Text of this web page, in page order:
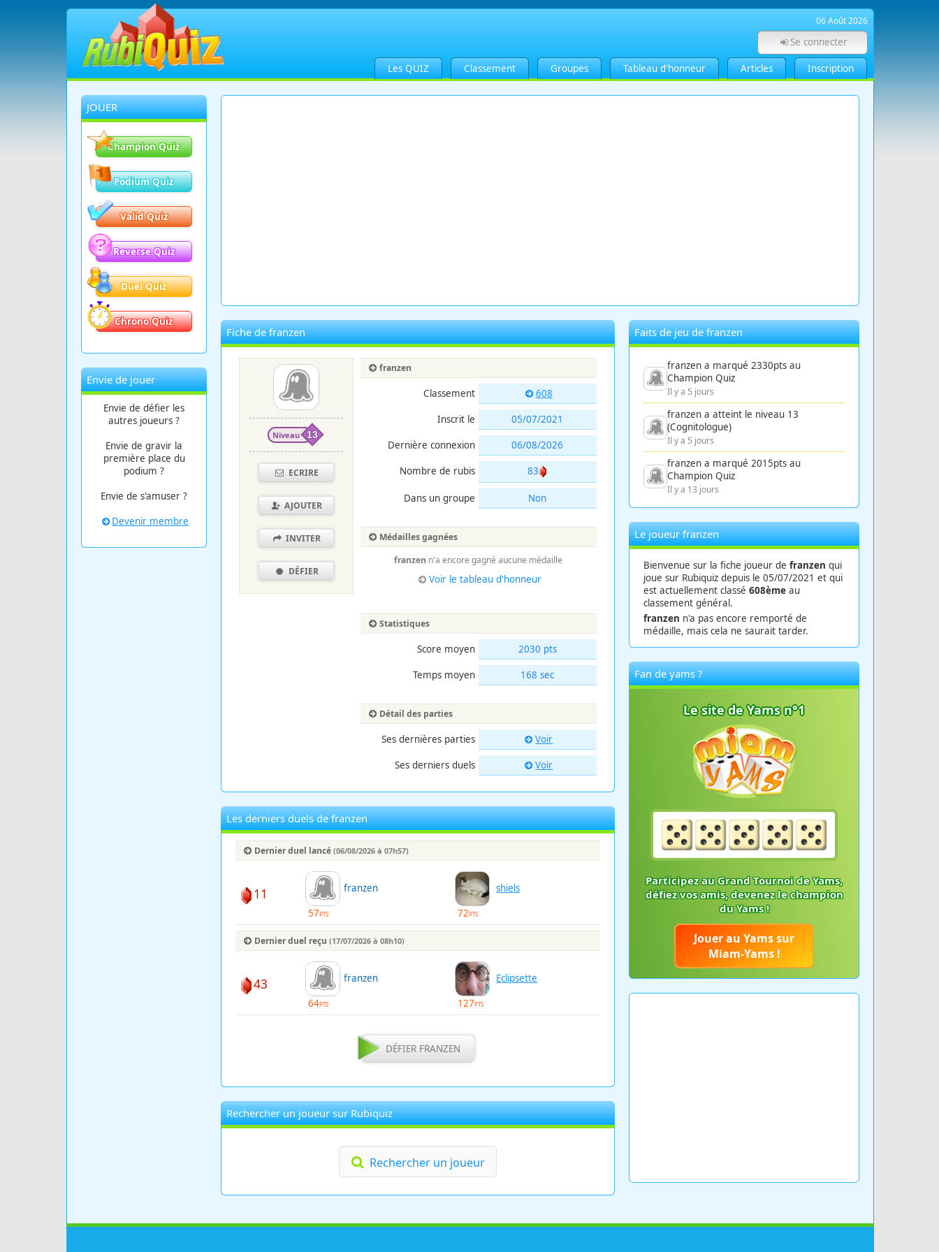
06 Août 2026
Se connecter
Les QUIZ Classement Groupes Tableau d'honneur Articles Inscription
JOUER
Champion Quiz
Podium Quiz
Valid Quiz
Reverse Quiz
Duel Quiz
Chrono Quiz
Envie de jouer
Envie de défier les
autres joueurs ?
Envie de gravir la
première place du
podium ?
Envie de s'amuser ?
Devenir membre
Fiche de franzen
Niveau 13
ECRIRE
AJOUTER
INVITER
DÉFIER
franzen
Classement 608
Inscrit le 05/07/2021
Dernière connexion 06/08/2026
Nombre de rubis 83
Dans un groupe Non
Médailles gagnées
franzen n'a encore gagné aucune médaille
Voir le tableau d'honneur
Statistiques
Score moyen 2030 pts
Temps moyen 168 sec
Détail des parties
Ses dernières parties Voir
Ses derniers duels Voir
Les derniers duels de franzen
Dernier duel lancé (06/08/2026 à 07h57)
11 franzen
57PTS
shiels
72PTS
Dernier duel reçu (17/07/2026 à 08h10)
43 franzen
64PTS
Eclipsette
127PTS
DÉFIER FRANZEN
Rechercher un joueur sur Rubiquiz
Rechercher un joueur
Faits de jeu de franzen
franzen a marqué 2330pts au
Champion Quiz
Il y a 5 jours
franzen a atteint le niveau 13
(Cognitologue)
Il y a 5 jours
franzen a marqué 2015pts au
Champion Quiz
Il y a 13 jours
Le joueur franzen
Bienvenue sur la fiche joueur de franzen qui
joue sur Rubiquiz depuis le 05/07/2021 et qui
est actuellement classé 608ème au
classement général.
franzen n'a pas encore remporté de
médaille, mais cela ne saurait tarder.
Fan de yams ?
Participez au Grand Tournoi de Yams,
défiez vos amis, devenez le champion
du Yams !
Jouer au Yams sur
Miam-Yams !